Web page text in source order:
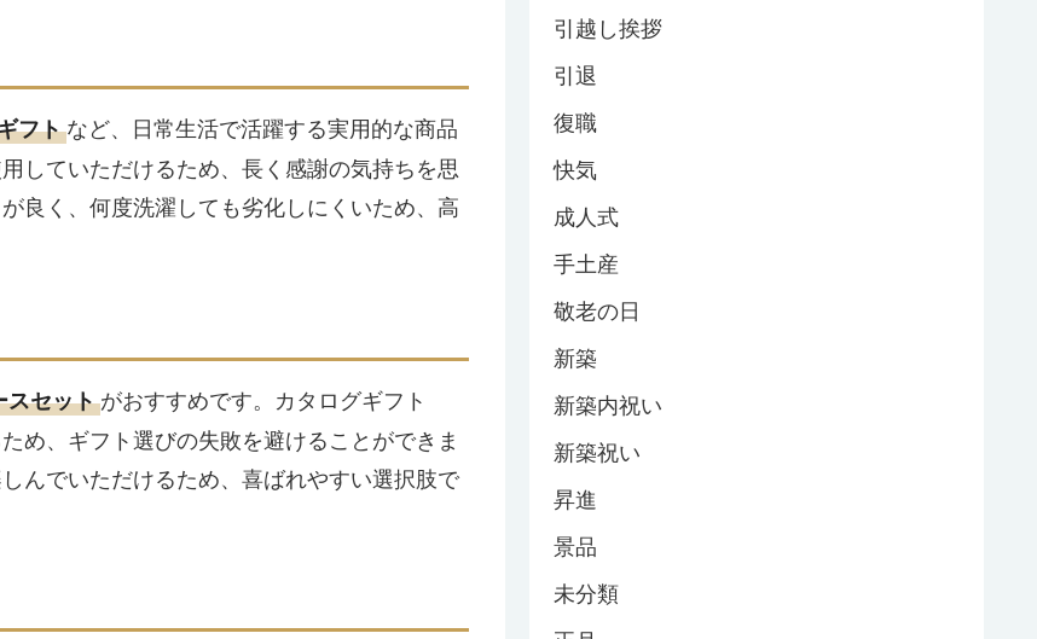
フトなど、日常生活で活躍する実用的な商品
していただけるため、長く感謝の気持ちを思
良く、何度洗濯しても劣化しにくいため、高
スセットがおすすめです。カタログギフト
め、ギフト選びの失敗を避けることができま
んでいただけるため、喜ばれやすい選択肢で
引越し挨拶
引退
復職
快気
成人式
手土産
敬老の日
新築
新築内祝い
新築祝い
昇進
景品
未分類